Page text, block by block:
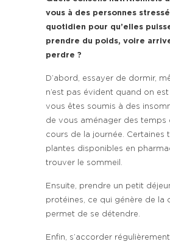
vous à des personnes
quotidien pour qu’elles
prendre du poids, voire
perdre ?
D’abord, essayer de dormir,
n’est pas évident quand on est
vous êtes soumis à des
de vous aménager des temps
cours de la journée. Certaines
plantes disponibles en
trouver le sommeil.
Ensuite, prendre un petit
protéines, ce qui génère de la
permet de se détendre.
Enfin, s’accorder